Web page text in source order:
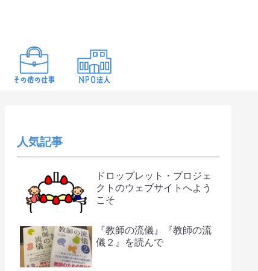
人気記事
ドロップレット・プロジェ
クトのウェブサイトへよう
こそ
『教師の流儀』『教師の流
儀２』を読んで